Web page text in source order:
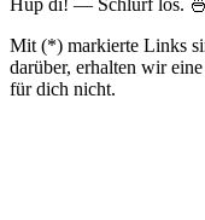
Húp đi! — Schlürf los.
Mit (*) markierte Links
darüber, erhalten wir
für dich nicht.